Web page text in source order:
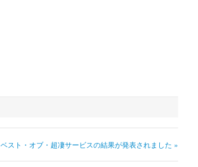
ベスト・オブ・超凄サービスの結果が発表されました »